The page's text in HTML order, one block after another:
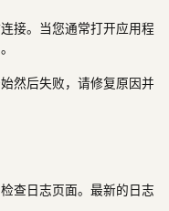
接。当您通常打开应用程
然后失败，请修复原因并
查日志页面。最新的日志